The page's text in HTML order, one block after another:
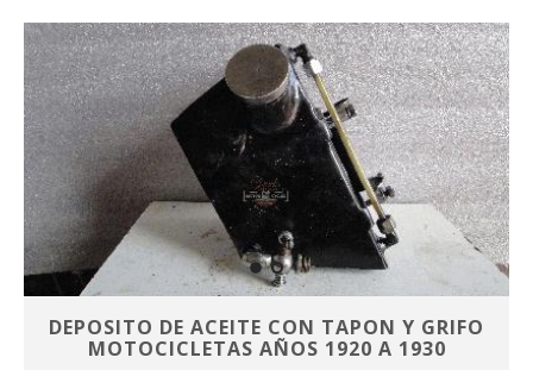
DEPOSITO DE ACEITE CON TAPON Y GRIFO
MOTOCICLETAS AÑOS 1920 A 1930